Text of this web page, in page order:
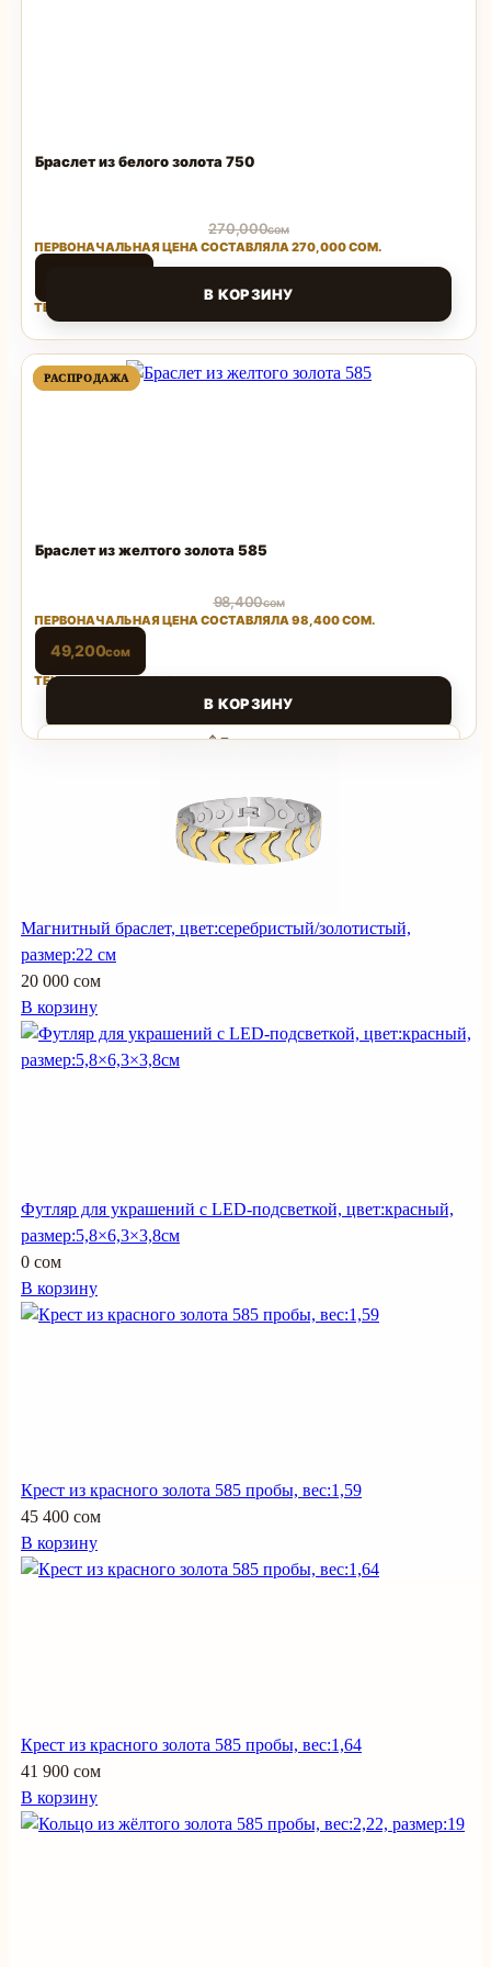
Браслет из белого золота 750
270,000сом
ПЕРВОНАЧАЛЬНАЯ ЦЕНА СОСТАВЛЯЛА 270,000 СОМ.
ТЕКУЩАЯ ЦЕНА: 194,400 СОМ.
В КОРЗИНУ
Поделиться
РАСПРОДАЖА ПРОДАВАЕМЫЙ
ТОВАР
РАСПРОДАЖА ПРОДАВАЕМЫЙ
ТОВАР
Браслет из желтого золота 585
98,400сом
ПЕРВОНАЧАЛЬНАЯ ЦЕНА СОСТАВЛЯЛА 98,400 СОМ.
49,200сом
ТЕКУЩАЯ ЦЕНА: 49,200 СОМ.
В КОРЗИНУ
Поделиться
Магнитный браслет, цвет:серебристый/золотистый,
размер:22 см
20 000 сом
В корзину
Футляр для украшений с LED-подсветкой, цвет:красный,
размер:5,8×6,3×3,8см
0 сом
В корзину
Крест из красного золота 585 пробы, вес:1,59
45 400 сом
В корзину
Крест из красного золота 585 пробы, вес:1,64
41 900 сом
В корзину